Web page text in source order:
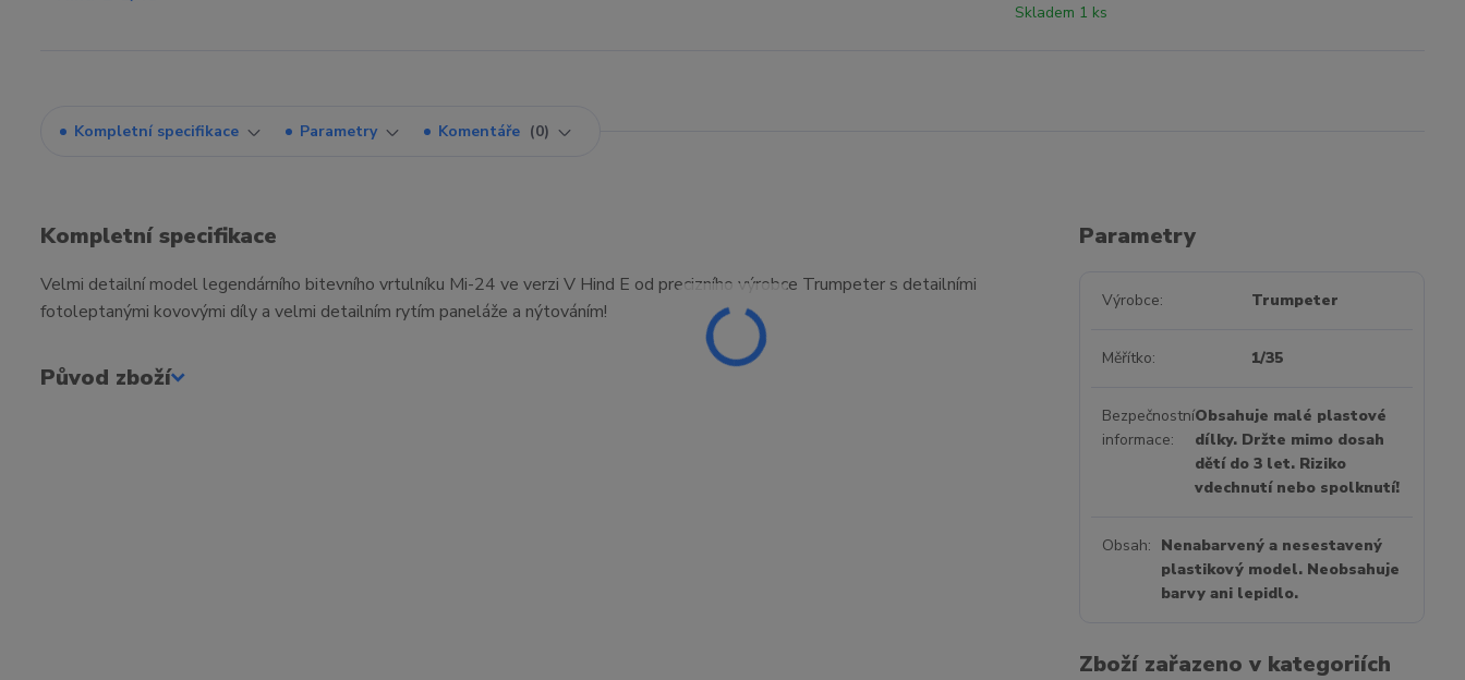
Skladem 1 ks
Kompletní specifikace Parametry Komentáře 0
Kompletní specifikace
Velmi detailní model legendárního bitevního vrtulníku Mi-24 ve verzi V Hind E od precizního výrobce Trumpeter s detailními
fotoleptanými kovovými díly a velmi detailním rytím paneláže a nýtováním!
Původ zboží
Parametry
Výrobce Trumpeter
Měřítko 1/35
Bezpečnostní
informace
Obsahuje malé plastové
dílky. Držte mimo dosah
dětí do 3 let. Riziko
vdechnutí nebo spolknutí!
Obsah
Nenabarvený a nesestavený
plastikový model. Neobsahuje
barvy ani lepidlo.
Zboží zařazeno v kategoriích